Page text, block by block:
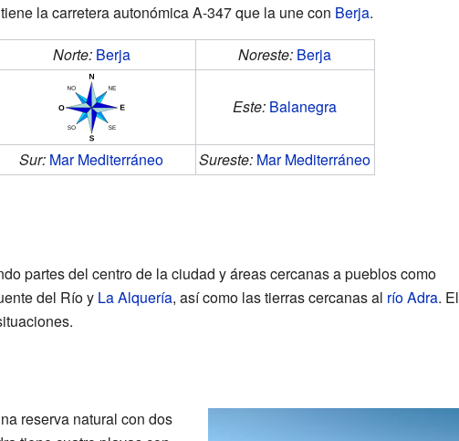
la carretera autonómica A-347 que la une con Berja.
Norte: Berja Noreste: Berja
Este: Balanegra
Sur: Mar Mediterráneo Sureste: Mar Mediterráneo
partes del centro de la ciudad y áreas cercanas a pueblos como
del Río y La Alquería, así como las tierras cercanas al río Adra. El
reserva natural con dos